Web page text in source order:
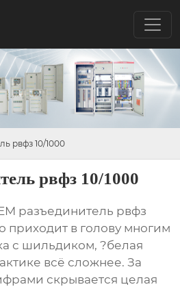
рвфз 10/1000
рвфз 10/1000
разъединитель рвфз
приходит в голову многим
с шильдиком, ?белая
всё сложнее. За
скрывается целая